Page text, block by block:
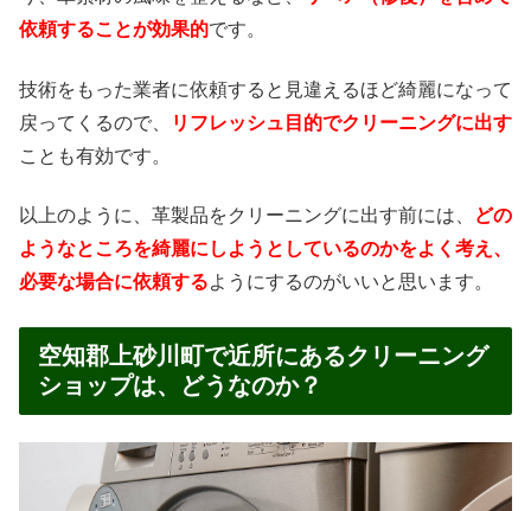
依頼することが効果的です。
技術をもった業者に依頼すると見違えるほど綺麗になって
戻ってくるので、
リフレッシュ目的でクリーニングに出す
ことも有効です。
以上のように、革製品をクリーニングに出す前には、
どの
ようなところを綺麗にしようとしているのかをよく考え、
必要な場合に依頼するようにするのがいいと思います。
空知郡上砂川町で近所にあるクリーニング
ショップは、どうなのか？